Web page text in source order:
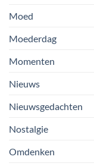
Moed
Moederdag
Momenten
Nieuws
Nieuwsgedachten
Nostalgie
Omdenken